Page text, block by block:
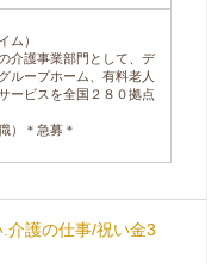
ム）
介護事業部門として、デ
ループホーム、有料老人
ービスを全国２８０拠点
）＊急募＊
介護の仕事/祝い金3